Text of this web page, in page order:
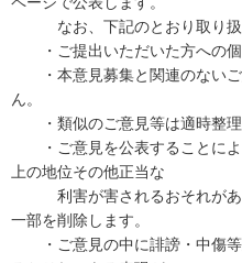
なお、下記のとおり取り扱
・ご提出いただいた方への個
・本意見募集と関連のないご
ん。
・類似のご意見等は適時整理
・ご意見を公表することによ
上の地位その他正当な
利害が害されるおそれがあ
一部を削除します。
・ご意見の中に誹謗・中傷等